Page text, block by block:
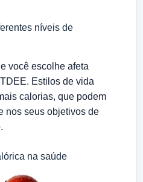
níveis de
você escolhe afeta
Estilos de vida
calorias, que podem
nos seus objetivos de
na saúde